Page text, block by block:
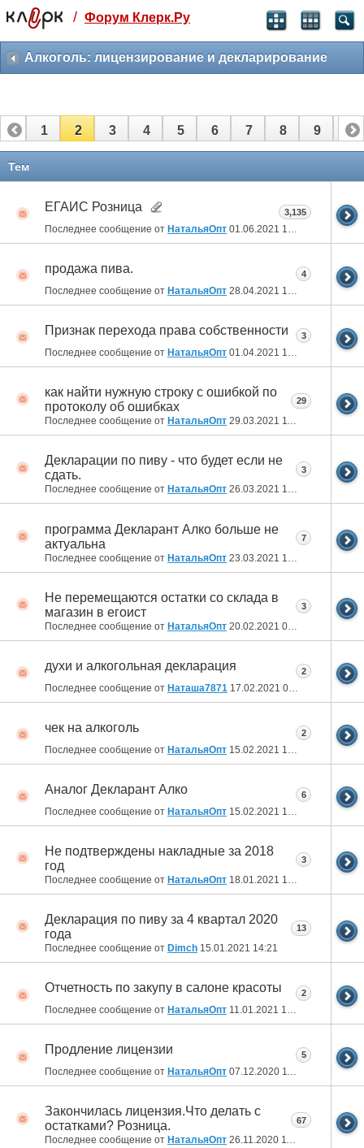
Святые угодники, Клерк без рекламы
прекрасен:)
3 месяца
259
-10%
полгода
499 ₽
Отмена Оплатить
/ Форум Клерк.Ру
Алкоголь: лицензирование и декларирование
1 2 3 4 5 6 7 8 9 10
Тем
ЕГАИС Розница
Последнее сообщение от НатальяОпт 01.06.2021 12:58
3,135
продажа пива.
Последнее сообщение от НатальяОпт 28.04.2021 10:15
4
Признак перехода права собственности
Последнее сообщение от НатальяОпт 01.04.2021 17:17
3
как найти нужную строку с ошибкой по
протоколу об ошибках
Последнее сообщение от НатальяОпт 29.03.2021 11:40
29
Декларации по пиву - что будет если не
сдать.
Последнее сообщение от НатальяОпт 26.03.2021 16:41
3
программа Декларант Алко больше не
актуальна
Последнее сообщение от НатальяОпт 23.03.2021 15:32
7
Не перемещаются остатки со склада в
магазин в егоист
Последнее сообщение от НатальяОпт 20.02.2021 09:52
3
духи и алкогольная декларация
Последнее сообщение от Наташа7871 17.02.2021 09:37
2
чек на алкоголь
Последнее сообщение от НатальяОпт 15.02.2021 10:40
2
Аналог Декларант Алко
Последнее сообщение от НатальяОпт 15.02.2021 10:37
6
Не подтверждены накладные за 2018
год
Последнее сообщение от НатальяОпт 18.01.2021 16:35
3
Декларация по пиву за 4 квартал 2020
года
Последнее сообщение от Dimch 15.01.2021 14:21
13
Отчетность по закупу в салоне красоты
Последнее сообщение от НатальяОпт 11.01.2021 13:36
2
Продление лицензии
Последнее сообщение от НатальяОпт 07.12.2020 11:01
5
Закончилась лицензия.Что делать с
остатками? Розница.
Последнее сообщение от НатальяОпт 26.11.2020 11:52
67